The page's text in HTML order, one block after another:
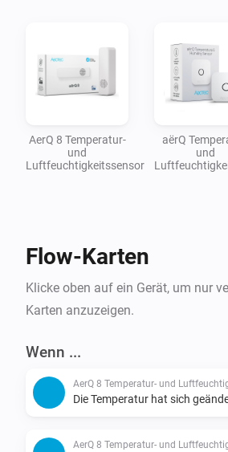
AerQ 8 Temperatur-
und
Luftfeuchtigkeitssensor
aërQ
und
Flow-Karten
Klicke oben auf ein Gerät, um nur
Karten anzuzeigen.
Wenn ...
AerQ 8 Temperatur- und
Die Temperatur hat sich
AerQ 8 Temperatur- und